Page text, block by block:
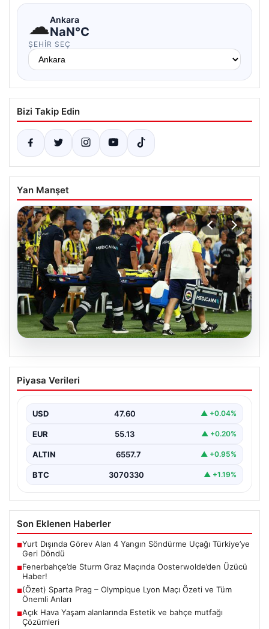
☁Ankara
NaN°C
ŞEHIR SEÇ
Bizi Takip Edin
Yan Manşet
Fenerbahçe’de Sturm Graz Maçında
Oosterwolde’den Üzücü Haber!
gerçekleşen heyecan dolu mücadelede Fenerbahçe’nin
Sturm Graz…
Piyasa Verileri
USD 47.60 ▲ +0.04%
EUR 55.13 ▲ +0.20%
ALTIN 6557.7 ▲ +0.95%
BTC 3070330 ▲ +1.19%
Son Eklenen Haberler
■Yurt Dışında Görev Alan 4 Yangın Söndürme Uçağı Türkiye’ye
Geri Döndü
■Fenerbahçe’de Sturm Graz Maçında Oosterwolde’den Üzücü
Haber!
■(Özet) Sparta Prag – Olympique Lyon Maçı Özeti ve Tüm
Önemli Anları
■Açık Hava Yaşam alanlarında Estetik ve bahçe mutfağı
Çözümleri